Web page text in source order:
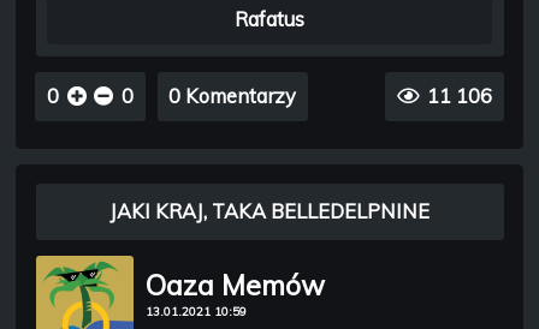
Rafatus
0 0 0 Komentarzy 11 106
Oaza Memów
13.01.2021 10:59
JAKI KRAJ, TAKA BELLEDELPNINE